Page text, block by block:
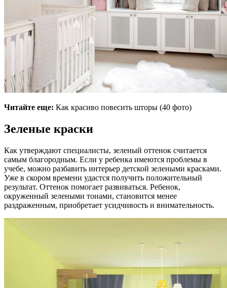
Читайте еще: Как красиво повесить шторы (40 фото)
Зеленые краски
Как утверждают специалисты, зеленый оттенок считается
самым благородным. Если у ребенка имеются проблемы в
учебе, можно разбавить интерьер детской зелеными красками.
Уже в скором времени удастся получить положительный
результат. Оттенок помогает развиваться. Ребенок,
окруженный зелеными тонами, становится менее
раздраженным, приобретает усидчивость и внимательность.